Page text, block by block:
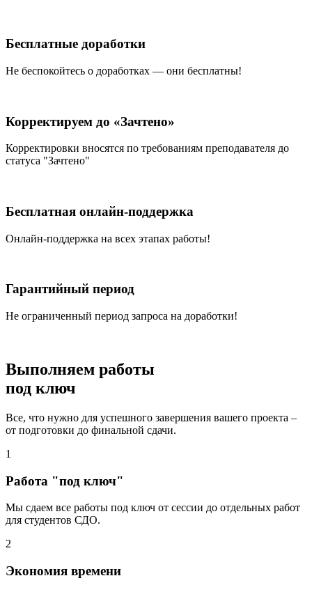
Бесплатные доработки
Не беспокойтесь о доработках — они бесплатны!
Корректируем до «Зачтено»
Корректировки вносятся по требованиям преподавателя до
статуса "Зачтено"
Бесплатная онлайн-поддержка
Онлайн-поддержка на всех этапах работы!
Гарантийный период
Не ограниченный период запроса на доработки!
Выполняем работы
под ключ
Все, что нужно для успешного завершения вашего проекта –
от подготовки до финальной сдачи.
1
Работа "под ключ"
Мы сдаем все работы под ключ от сессии до отдельных работ
для студентов СДО.
2
Экономия времени